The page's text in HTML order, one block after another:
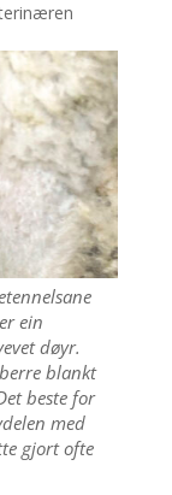
ein
døyr.
blankt
beste for
med
gjort ofte